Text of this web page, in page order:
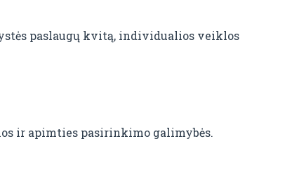
paslaugų kvitą, individualios veiklos
ir apimties pasirinkimo galimybės.